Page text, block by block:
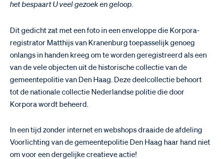
het bespaart U veel gezoek en geloop.
Dit gedicht zat met een foto in een enveloppe die Korpora-
registrator Matthijs van Kranenburg toepasselijk genoeg
onlangs in handen kreeg om te worden geregistreerd als een
van de vele objecten uit de historische collectie van de
gemeentepolitie van Den Haag. Deze deelcollectie behoort
tot de nationale collectie Nederlandse politie die door
Korpora wordt beheerd.
In een tijd zonder internet en webshops draaide de afdeling
Voorlichting van de gemeentepolitie Den Haag haar hand niet
om voor een dergelijke creatieve actie!